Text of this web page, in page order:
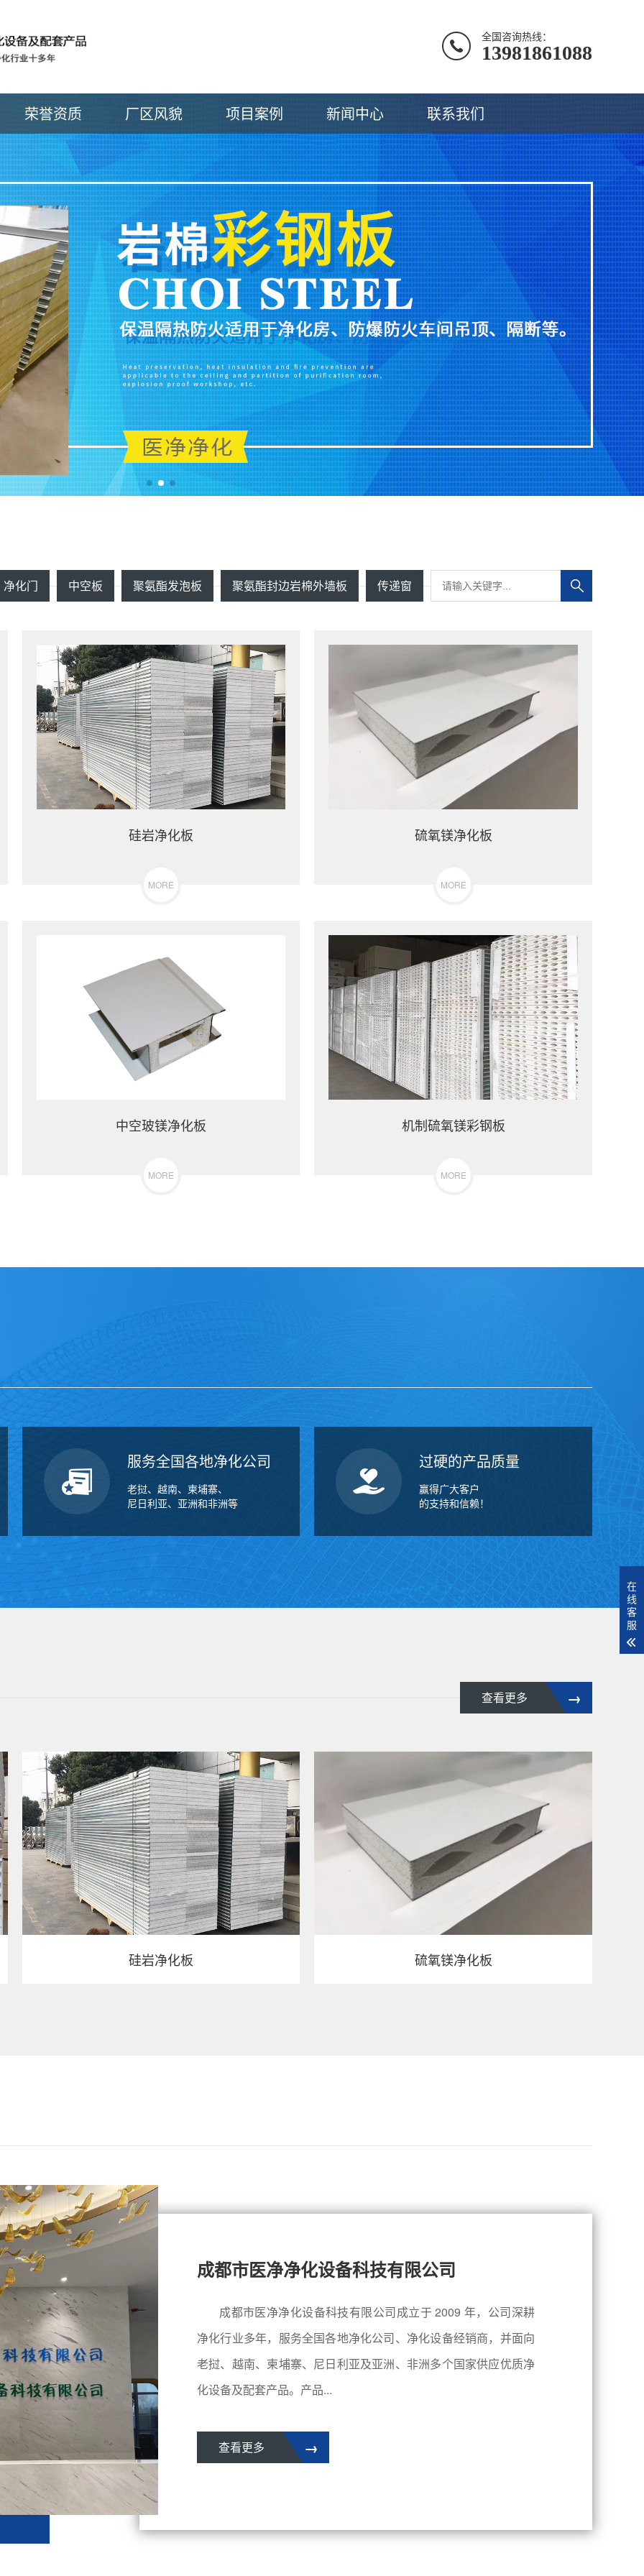
全国咨询热线：
13981861088
荣誉资质 厂区风貌 项目案例 新闻中心 联系我们
净化门 中空板 聚氨酯发泡板 聚氨酯封边岩棉外墙板 传递窗
硅岩净化板
MORE
硫氧镁净化板
MORE
中空玻镁净化板
MORE
机制硫氧镁彩钢板
MORE
服务全国各地净化公司
老挝、越南、柬埔寨、
尼日利亚、亚洲和非洲等
过硬的产品质量
赢得广大客户
的支持和信赖！
→
查看更多
硅岩净化板 硫氧镁净化板
成都市医净净化设备科技有限公司
成都市医净净化设备科技有限公司成立于 2009 年，公司深耕
净化行业多年，服务全国各地净化公司、净化设备经销商，并面向
老挝、越南、柬埔寨、尼日利亚及亚洲、非洲多个国家供应优质净
化设备及配套产品。产品...
→
查看更多
在
线
客
服